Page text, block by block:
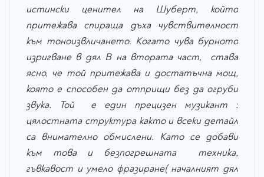
истински ценител на Шуберт, който
притежава спираща дъха чувствителност
към тоноизвличането. Когато чува бурното
изригване в дял В на втората част, става
ясно, че той притежава и достатъчна мощ,
която е способен да отприщи без да огруби
звука. Той е един прецизен музикант :
цялостната структура както и всеки детайл
са внимателно обмислени. Като се добави
към това и безпогрешната техника,
гъвкавост и умело фразиране( началният дял